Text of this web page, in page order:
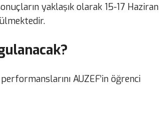
yaklaşık olarak 15-17 Haziran
AUZEF’in öğrenci